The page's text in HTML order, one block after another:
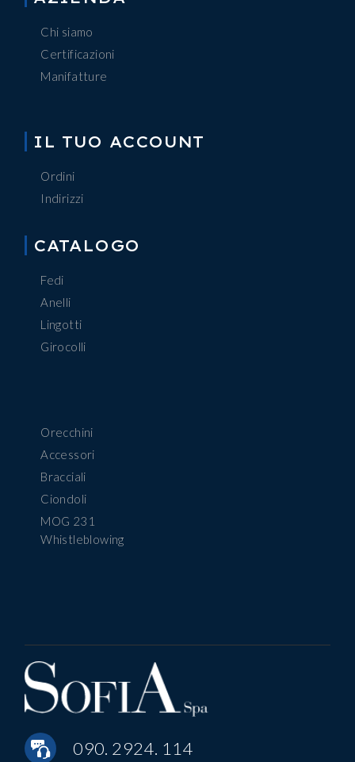
Chi siamo
Certificazioni
Manifatture
IL TUO ACCOUNT
Ordini
Indirizzi
CATALOGO
Fedi
Anelli
Lingotti
Girocolli
Orecchini
Accessori
Bracciali
Ciondoli
MOG 231
Whistleblowing
090. 2924. 114